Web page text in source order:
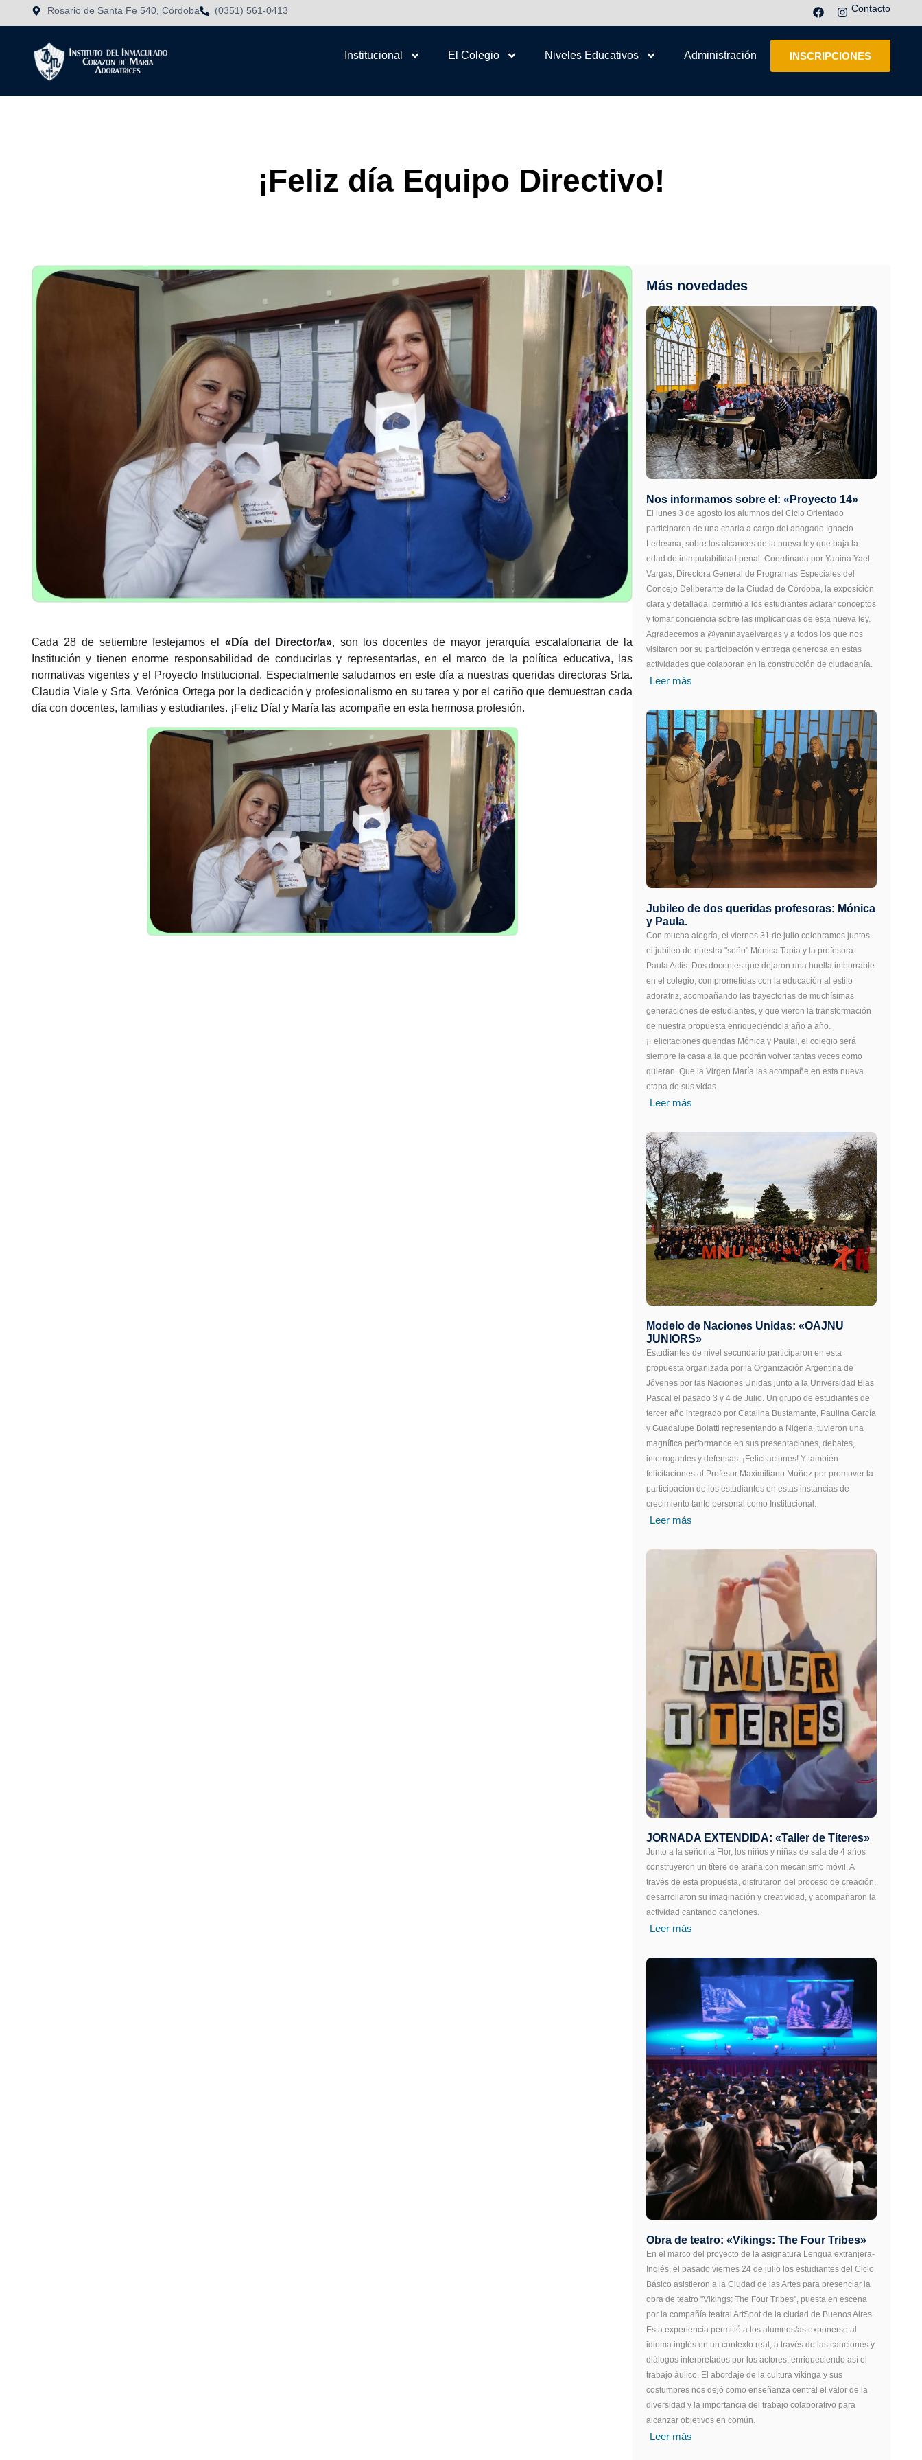
Rosario de Santa Fe 540, Córdoba (0351) 561-0413 Contacto
Institucional El Colegio Niveles Educativos Administración INSCRIPCIONES
¡Feliz día Equipo Directivo!
Cada 28 de setiembre festejamos el«Día del Director/a», son los docentes de mayor jerarquía escalafonaria de la
Institución y tienen enorme responsabilidad de conducirlas y representarlas, en el marco de la política educativa, las
normativas vigentes y el Proyecto Institucional. Especialmente saludamos en este día a nuestras queridas directoras Srta.
Claudia Viale y Srta. Verónica Ortega por la dedicación y profesionalismo en su tarea y por el cariño que demuestran cada
día con docentes, familias y estudiantes. ¡Feliz Día! y María las acompañe en esta hermosa profesión.
Más novedades
Nos informamos sobre el: «Proyecto 14»
El lunes 3 de agosto los alumnos del Ciclo Orientado
participaron de una charla a cargo del abogado Ignacio
Ledesma, sobre los alcances de la nueva ley que baja la
edad de inimputabilidad penal. Coordinada por Yanina Yael
Vargas, Directora General de Programas Especiales del
Concejo Deliberante de la Ciudad de Córdoba, la exposición
clara y detallada, permitió a los estudiantes aclarar conceptos
y tomar conciencia sobre las implicancias de esta nueva ley.
Agradecemos a @yaninayaelvargas y a todos los que nos
visitaron por su participación y entrega generosa en estas
actividades que colaboran en la construcción de ciudadanía.
Leer más
Jubileo de dos queridas profesoras: Mónica
y Paula.
Con mucha alegría, el viernes 31 de julio celebramos juntos
el jubileo de nuestra "seño" Mónica Tapia y la profesora
Paula Actis. Dos docentes que dejaron una huella imborrable
en el colegio, comprometidas con la educación al estilo
adoratriz, acompañando las trayectorias de muchísimas
generaciones de estudiantes, y que vieron la transformación
de nuestra propuesta enriqueciéndola año a año.
¡Felicitaciones queridas Mónica y Paula!, el colegio será
siempre la casa a la que podrán volver tantas veces como
quieran. Que la Virgen María las acompañe en esta nueva
etapa de sus vidas.
Leer más
Modelo de Naciones Unidas: «OAJNU
JUNIORS»
Estudiantes de nivel secundario participaron en esta
propuesta organizada por la Organización Argentina de
Jóvenes por las Naciones Unidas junto a la Universidad Blas
Pascal el pasado 3 y 4 de Julio. Un grupo de estudiantes de
tercer año integrado por Catalina Bustamante, Paulina García
y Guadalupe Bolatti representando a Nigeria, tuvieron una
magnífica performance en sus presentaciones, debates,
interrogantes y defensas. ¡Felicitaciones! Y también
felicitaciones al Profesor Maximiliano Muñoz por promover la
participación de los estudiantes en estas instancias de
crecimiento tanto personal como Institucional.
Leer más
JORNADA EXTENDIDA: «Taller de Títeres»
Junto a la señorita Flor, los niños y niñas de sala de 4 años
construyeron un títere de araña con mecanismo móvil. A
través de esta propuesta, disfrutaron del proceso de creación,
desarrollaron su imaginación y creatividad, y acompañaron la
actividad cantando canciones.
Leer más
Obra de teatro: «Vikings: The Four Tribes»
En el marco del proyecto de la asignatura Lengua extranjera-
Inglés, el pasado viernes 24 de julio los estudiantes del Ciclo
Básico asistieron a la Ciudad de las Artes para presenciar la
obra de teatro "Vikings: The Four Tribes", puesta en escena
por la compañía teatral ArtSpot de la ciudad de Buenos Aires.
Esta experiencia permitió a los alumnos/as exponerse al
idioma inglés en un contexto real, a través de las canciones y
diálogos interpretados por los actores, enriqueciendo así el
trabajo áulico. El abordaje de la cultura vikinga y sus
costumbres nos dejó como enseñanza central el valor de la
diversidad y la importancia del trabajo colaborativo para
alcanzar objetivos en común.
Leer más